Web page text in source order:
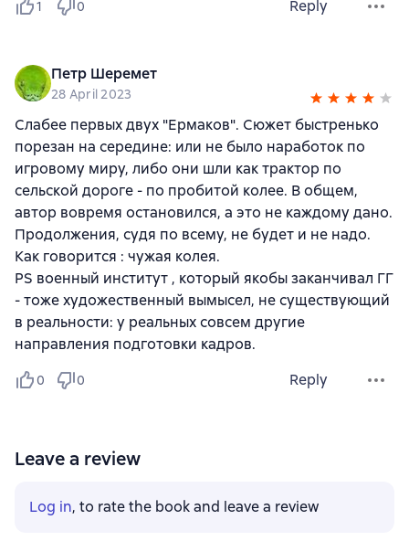
1 0 Reply
Петр Шеремет
28 April 2023
Слабее первых двух "Ермаков". Сюжет быстренько
порезан на середине: или не было наработок по
игровому миру, либо они шли как трактор по
сельской дороге - по пробитой колее. В общем,
автор вовремя остановился, а это не каждому дано.
Продолжения, судя по всему, не будет и не надо.
Как говорится : чужая колея.
PS военный институт , который якобы заканчивал ГГ
- тоже художественный вымысел, не существующий
в реальности: у реальных совсем другие
направления подготовки кадров.
0 0 Reply
Leave a review
Log in, to rate the book and leave a review